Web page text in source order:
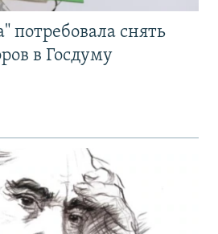
потребовала снять
в Госдуму